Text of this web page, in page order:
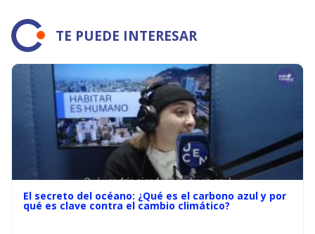
TE PUEDE INTERESAR
El secreto del océano: ¿Qué es el carbono azul y por
qué es clave contra el cambio climático?